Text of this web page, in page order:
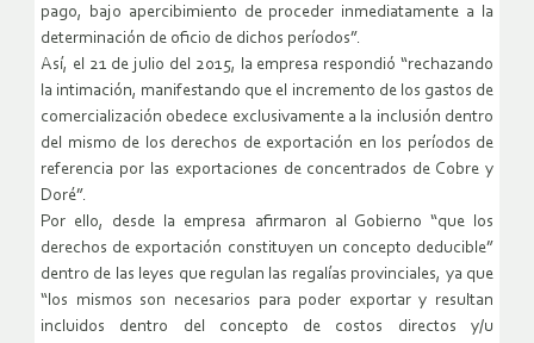
pago, bajo apercibimiento de proceder inmediatamente a la
determinación de oficio de dichos períodos”.
Así, el 21 de julio del 2015, la empresa respondió “rechazando
la intimación, manifestando que el incremento de los gastos de
comercialización obedece exclusivamente a la inclusión dentro
del mismo de los derechos de exportación en los períodos de
referencia por las exportaciones de concentrados de Cobre y
Doré”.
Por ello, desde la empresa afirmaron al Gobierno “que los
derechos de exportación constituyen un concepto deducible”
dentro de las leyes que regulan las regalías provinciales, ya que
“los mismos son necesarios para poder exportar y resultan
incluidos dentro del concepto de costos directos y/u